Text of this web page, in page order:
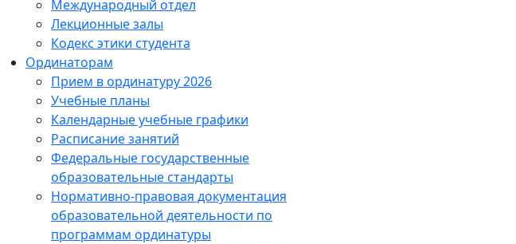
Международный отдел
Лекционные залы
Кодекс этики студента
Ординаторам
Прием в ординатуру 2026
Учебные планы
Календарные учебные графики
Расписание занятий
Федеральные государственные
образовательные стандарты
Нормативно-правовая документация
образовательной деятельности по
программам ординатуры